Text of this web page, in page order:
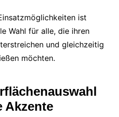
ist
Wahl für alle, die ihren
und gleichzeitig
möchten.
Akzente